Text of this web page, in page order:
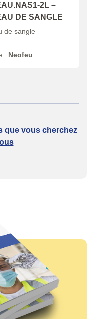
2L –
DE SANGLE
de sangle
: Neofeu
que vous cherchez